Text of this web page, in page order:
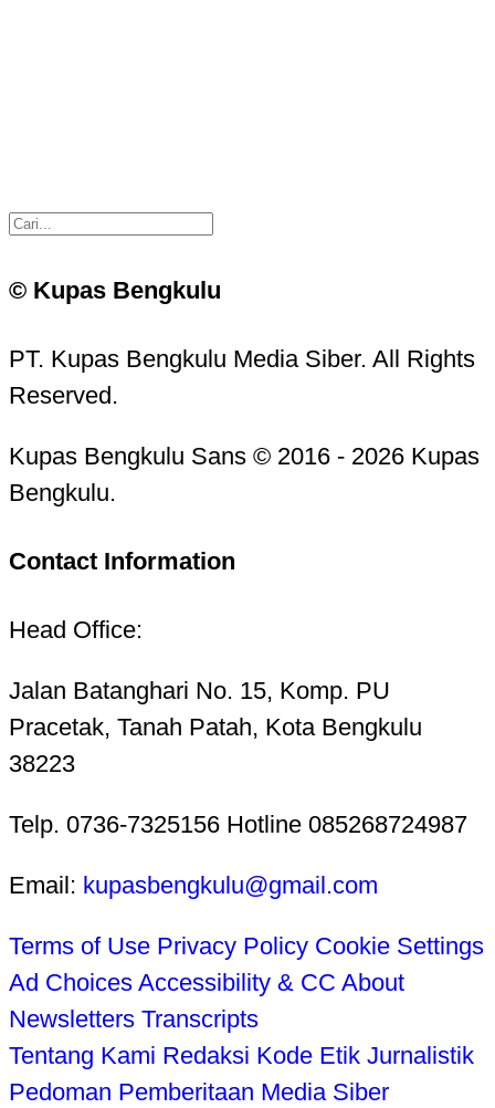
© Kupas Bengkulu
PT. Kupas Bengkulu Media Siber. All Rights
Reserved.
Kupas Bengkulu Sans © 2016 - 2026 Kupas
Bengkulu.
Contact Information
Head Office:
Jalan Batanghari No. 15, Komp. PU
Pracetak, Tanah Patah, Kota Bengkulu
38223
Telp. 0736-7325156 Hotline 085268724987
Email: kupasbengkulu@gmail.com
Terms of Use Privacy Policy Cookie Settings
Ad Choices Accessibility & CC About
Newsletters Transcripts
Tentang Kami Redaksi Kode Etik Jurnalistik
Pedoman Pemberitaan Media Siber